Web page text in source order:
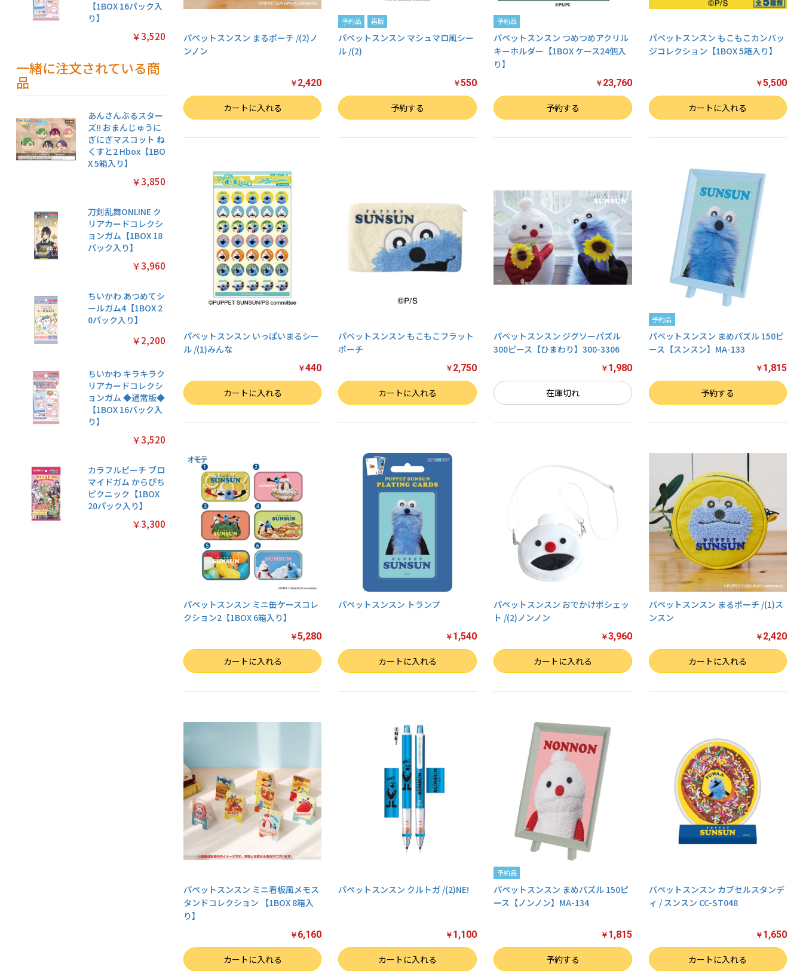
【1BOX 16パック入
り】
￥3,520
一緒に注文されている商
品
あんさんぶるスター
ズ!! おまんじゅうに
ぎにぎマスコット ね
くすと2 Hbox【1BO
X 5箱入り】
￥3,850
刀剣乱舞ONLINE ク
リアカードコレクシ
ョンガム【1BOX 18
パック入り】
￥3,960
ちいかわ あつめてシ
ールガム4【1BOX 2
0パック入り】
￥2,200
ちいかわ キラキラク
リアカードコレクシ
ョンガム ◆通常版◆
【1BOX 16パック入
り】
￥3,520
カラフルピーチ ブロ
マイドガム からぴち
ピクニック【1BOX
20パック入り】
￥3,300
パペットスンスン まるポーチ /(2)ノ
ンノン
￥ 2,420
数量 カートに入れる
予約品 再販
パペットスンスン マシュマロ風シー
ル /(2)
￥550
数量 予約する
予約品
パペットスンスン つめつめアクリル
キーホルダー【1BOX ケース24個入
り】
￥ 23,760
数量 予約する
パペットスンスン もこもこカンバッ
ジコレクション【1BOX 5箱入り】
￥5,500
数量 カートに入れる
パペットスンスン いっぱいまるシー
ル /(1)みんな
￥440
数量 カートに入れる
パペットスンスン もこもこフラット
ポーチ
￥ 2,750
数量 カートに入れる
パペットスンスン ジグソーパズル
300ピース【ひまわり】300-3306
￥ 1,980
在庫切れ
予約品
パペットスンスン まめパズル 150ピ
ース【スンスン】MA-133
￥ 1,815
数量 予約する
パペットスンスン ミニ缶ケースコレ
クション2【1BOX 6箱入り】
￥5,280
数量 カートに入れる
パペットスンスン トランプ
￥ 1,540
数量 カートに入れる
パペットスンスン おでかけポシェッ
ト /(2)ノンノン
￥3,960
数量 カートに入れる
パペットスンスン まるポーチ /(1)ス
ンスン
￥ 2,420
数量 カートに入れる
パペットスンスン ミニ看板風メモス
タンドコレクション 【1BOX 8箱入
り】
￥ 6,160
数量 カートに入れる
パペットスンスン クルトガ /(2)NE!
￥ 1,100
数量 カートに入れる
予約品
パペットスンスン まめパズル 150ピ
ース【ノンノン】MA-134
￥ 1,815
数量 予約する
パペットスンスン カブセルスタンデ
ィ / スンスン CC-ST048
￥ 1,650
数量 カートに入れる